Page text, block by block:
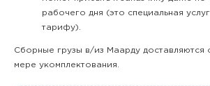
рабочего дня (это специальная
тарифу).
Сборные грузы в/из Маарду доставляются
мере укомплектования.